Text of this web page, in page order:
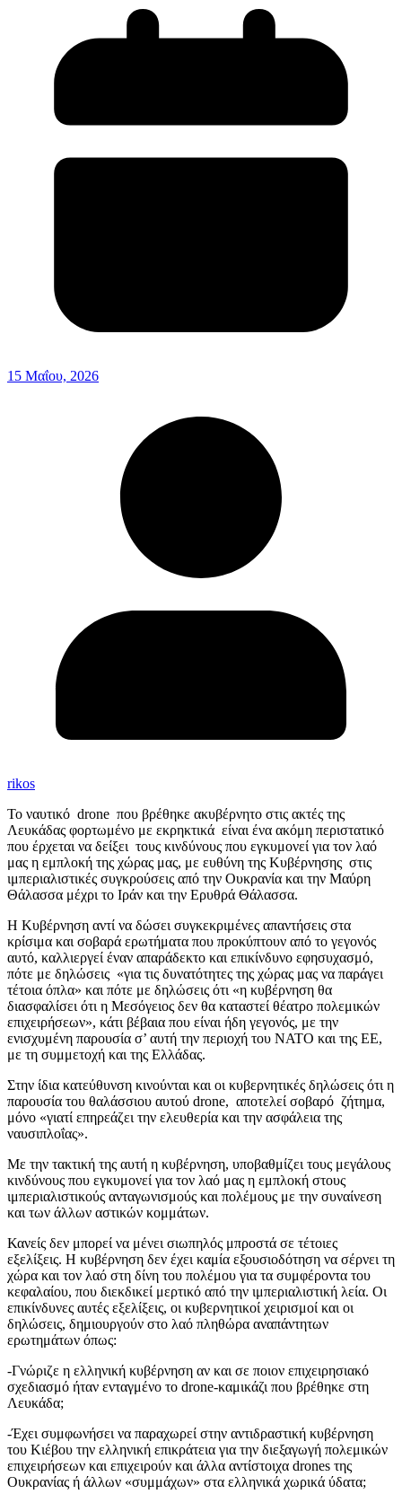
15 Μαΐου, 2026
rikos
Το ναυτικό drone που βρέθηκε ακυβέρνητο στις ακτές της
Λευκάδας φορτωμένο με εκρηκτικά είναι ένα ακόμη περιστατικό
που έρχεται να δείξει τους κινδύνους που εγκυμονεί για τον λαό
μας η εμπλοκή της χώρας μας, με ευθύνη της Κυβέρνησης στις
ιμπεριαλιστικές συγκρούσεις από την Ουκρανία και την Μαύρη
Θάλασσα μέχρι το Ιράν και την Ερυθρά Θάλασσα.
Η Κυβέρνηση αντί να δώσει συγκεκριμένες απαντήσεις στα
κρίσιμα και σοβαρά ερωτήματα που προκύπτουν από το γεγονός
αυτό, καλλιεργεί έναν απαράδεκτο και επικίνδυνο εφησυχασμό,
πότε με δηλώσεις «για τις δυνατότητες της χώρας μας να παράγει
τέτοια όπλα» και πότε με δηλώσεις ότι «η κυβέρνηση θα
διασφαλίσει ότι η Μεσόγειος δεν θα καταστεί θέατρο πολεμικών
επιχειρήσεων», κάτι βέβαια που είναι ήδη γεγονός, με την
ενισχυμένη παρουσία σ’ αυτή την περιοχή του ΝΑΤΟ και της ΕΕ,
με τη συμμετοχή και της Ελλάδας.
Στην ίδια κατεύθυνση κινούνται και οι κυβερνητικές δηλώσεις ότι η
παρουσία του θαλάσσιου αυτού drone, αποτελεί σοβαρό ζήτημα,
μόνο «γιατί επηρεάζει την ελευθερία και την ασφάλεια της
ναυσιπλοΐας».
Με την τακτική της αυτή η κυβέρνηση, υποβαθμίζει τους μεγάλους
κινδύνους που εγκυμονεί για τον λαό μας η εμπλοκή στους
ιμπεριαλιστικούς ανταγωνισμούς και πολέμους με την συναίνεση
και των άλλων αστικών κομμάτων.
Κανείς δεν μπορεί να μένει σιωπηλός μπροστά σε τέτοιες
εξελίξεις. Η κυβέρνηση δεν έχει καμία εξουσιοδότηση να σέρνει τη
χώρα και τον λαό στη δίνη του πολέμου για τα συμφέροντα του
κεφαλαίου, που διεκδικεί μερτικό από την ιμπεριαλιστική λεία. Οι
επικίνδυνες αυτές εξελίξεις, οι κυβερνητικοί χειρισμοί και οι
δηλώσεις, δημιουργούν στο λαό πληθώρα αναπάντητων
ερωτημάτων όπως:
-Γνώριζε η ελληνική κυβέρνηση αν και σε ποιον επιχειρησιακό
σχεδιασμό ήταν ενταγμένο το drone-καμικάζι που βρέθηκε στη
Λευκάδα;
-Έχει συμφωνήσει να παραχωρεί στην αντιδραστική κυβέρνηση
του Κιέβου την ελληνική επικράτεια για την διεξαγωγή πολεμικών
επιχειρήσεων και επιχειρούν και άλλα αντίστοιχα drones της
Ουκρανίας ή άλλων «συμμάχων» στα ελληνικά χωρικά ύδατα;